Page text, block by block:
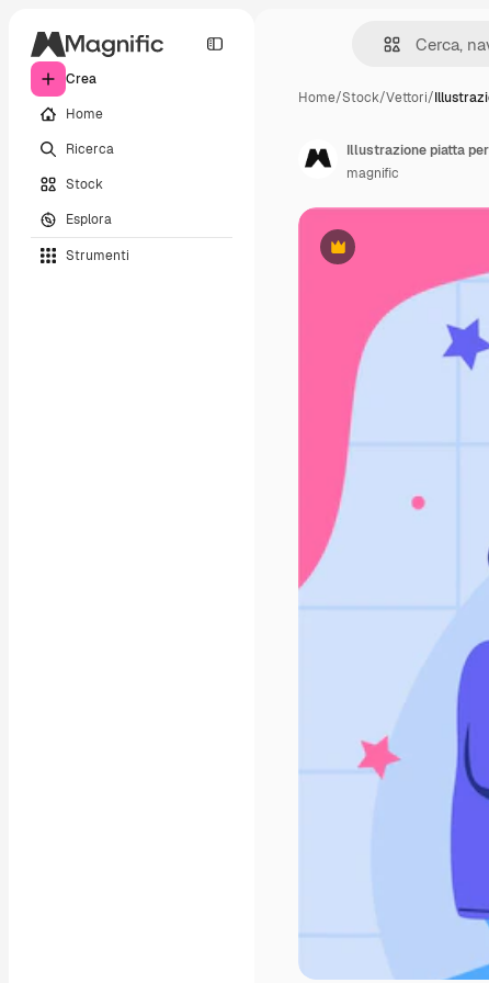
Crea
Home
Ricerca
Stock
Esplora
Strumenti
Home/Stock/Vettori/
Premium
magnific